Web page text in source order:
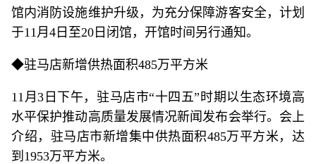
馆内消防设施维护升级，为充分保障游客安全，计划
于11月4日至20日闭馆，开馆时间另行通知。
◆驻马店新增供热面积485万平方米
11月3日下午，驻马店市“十四五”时期以生态环境高
水平保护推动高质量发展情况新闻发布会举行。会上
介绍，驻马店市新增集中供热面积485万平方米，达
到1953万平方米。